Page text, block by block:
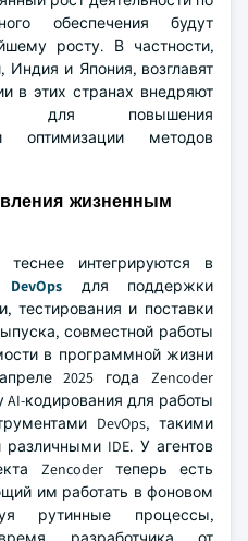
обеспечения будут
росту. В частности,
Индия и Япония, возглавят
в этих странах внедряют
для повышения
оптимизации методов
жизненным
интегрируются в
DevOps для поддержки
тестирования и поставки
совместной работы
в программной жизни
2025 года Zencoder
кодирования для работы
DevOps, такими
различными IDE. У агентов
Zencoder теперь есть
им работать в фоновом
рутинные процессы,